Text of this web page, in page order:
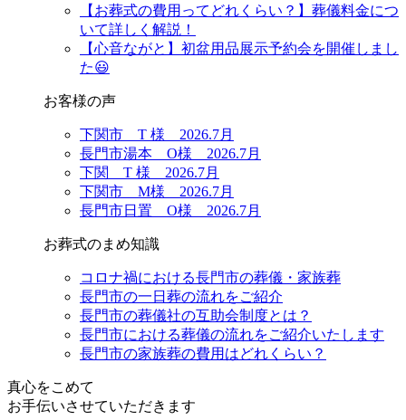
【お葬式の費用ってどれくらい？】葬儀料金につ
いて詳しく解説！
【心音ながと】初盆用品展示予約会を開催しまし
た😃
お客様の声
下関市 T 様 2026.7月
長門市湯本 O様 2026.7月
下関 T 様 2026.7月
下関市 M様 2026.7月
長門市日置 O様 2026.7月
お葬式のまめ知識
コロナ禍における長門市の葬儀・家族葬
長門市の一日葬の流れをご紹介
長門市の葬儀社の互助会制度とは？
長門市における葬儀の流れをご紹介いたします
長門市の家族葬の費用はどれくらい？
真心をこめて
お手伝いさせていただきます